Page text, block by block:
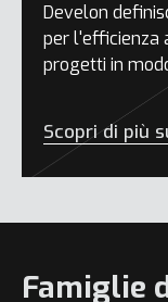
Develon
per l'efficienza
progetti in
Scopri di più
Famiglie